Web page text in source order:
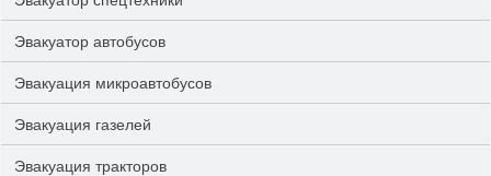
Эвакуатор автобусов
Эвакуация микроавтобусов
Эвакуация газелей
Эвакуация тракторов